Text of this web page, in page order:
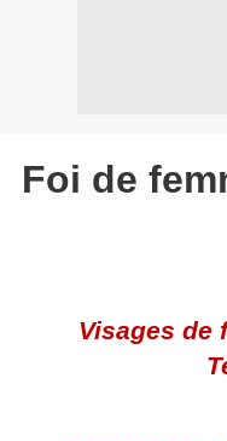
Foi de
Visages de